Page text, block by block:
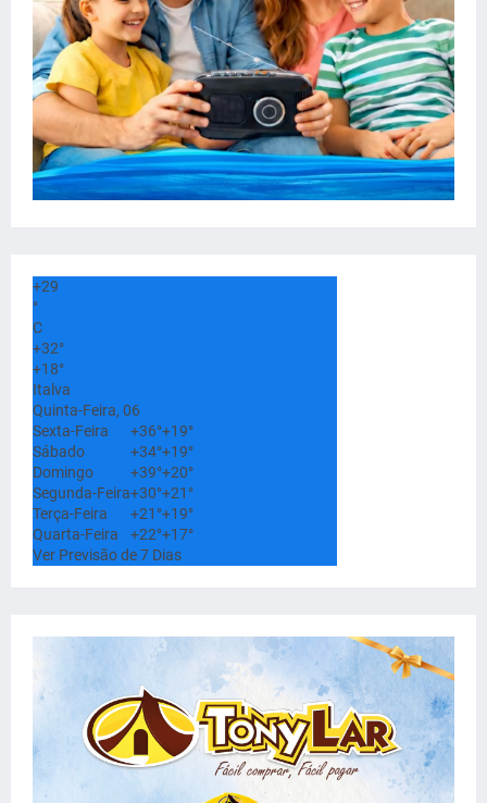
+29
°
C
+32°
+18°
Italva
Quinta-Feira, 06
Sexta-Feira
+36°+19°
Sábado
+34°+19°
Domingo
+39°+20°
Segunda-Feira+30°+21°
Terça-Feira
+21°+19°
Quarta-Feira
+22°+17°
Ver Previsão de 7 Dias